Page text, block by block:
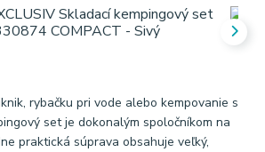
rybačku pri vode alebo kempovanie s
set je dokonalým spoločníkom na
praktická súprava obsahuje veľký,